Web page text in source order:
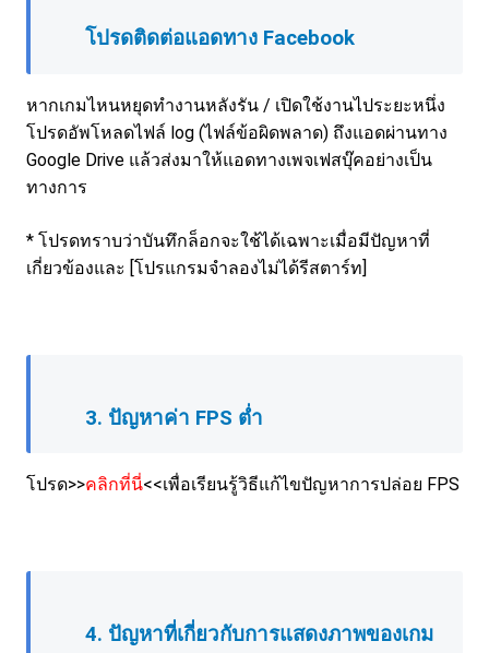
โปรดติดต่อแอดทาง Facebook
หากเกมไหนหยุดทำงานหลังรัน / เปิดใช้งานไประยะหนึ่ง
โปรดอัพโหลดไฟล์ log (ไฟล์ข้อผิดพลาด) ถึงแอดผ่านทาง
Google Drive แล้วส่งมาให้แอดทางเพจเฟสบุ๊คอย่างเป็น
ทางการ
* โปรดทราบว่าบันทึกล็อกจะใช้ได้เฉพาะเมื่อมีปัญหาที่
เกี่ยวข้องและ [โปรแกรมจำลองไม่ได้รีสตาร์ท]
3. ปัญหาค่า FPS ต่ำ
โปรด>>คลิกที่นี่<<เพื่อเรียนรู้วิธีแก้ไขปัญหาการปล่อย FPS
4. ปัญหาที่เกี่ยวกับการแสดงภาพของเกม